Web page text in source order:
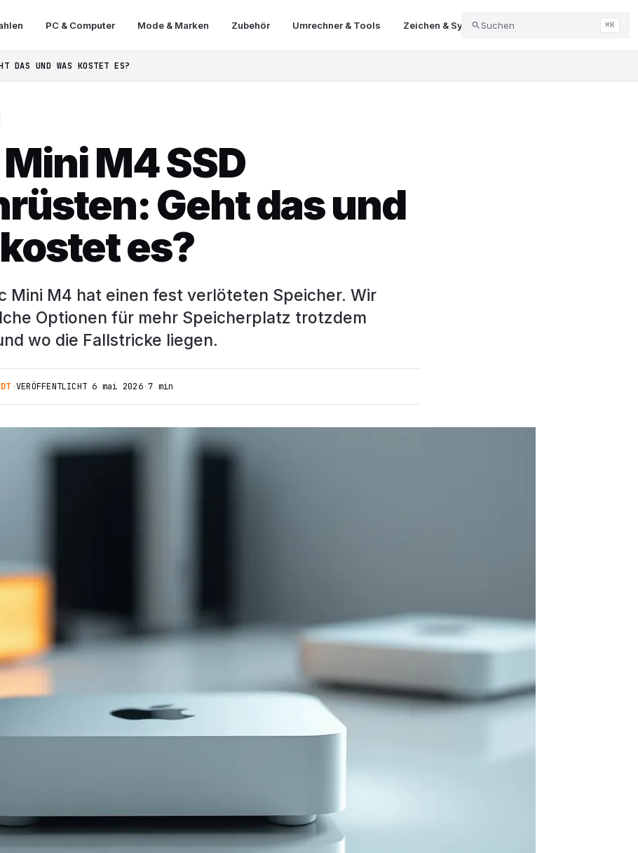
PC & Computer Mode & Marken Zubehör Umrechner & Tools Zeichen & Symbole Abo & Kündigung
Suchen ⌘K
DAS UND WAS KOSTET ES?
M4 SSD
Geht das und
es?
Mini M4 hat einen fest verlöteten Speicher. Wir
Optionen für mehr Speicherplatz trotzdem
wo die Fallstricke liegen.
·VERÖFFENTLICHT 6 mai 2026·7 min